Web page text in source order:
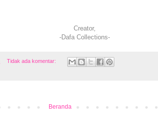
Creator,
-Dafa Collections-
Tidak ada komentar:
Beranda